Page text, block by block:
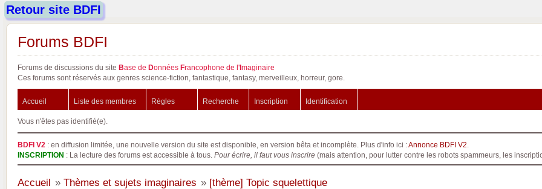
Retour site BDFI
Forums BDFI
Forums de discussions du site Base de Données Francophone de l'Imaginaire
Ces forums sont réservés aux genres science-fiction, fantastique, fantasy, merveilleux, horreur, gore.
Accueil Liste des membres Règles Recherche Inscription Identification
Vous n'êtes pas identifié(e).
BDFI V2 : en diffusion limitée, une nouvelle version du site est disponible, en version bêta et incomplète. Plus d'info ici :Annonce BDFI V2
INSCRIPTION : La lecture des forums est accessible à tous. Pour écrire, il faut vous inscrire (mais attention, pour lutter contre les robots spammeurs, les
Accueil » Thèmes et sujets imaginaires » [thème] Topic squelettique